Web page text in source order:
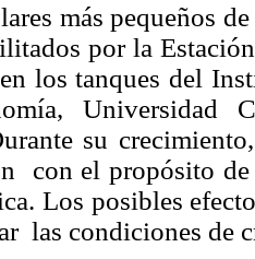
más pequeños
por la
los tanques del
Universidad
su
con el propósito
Los posibles
las condiciones de